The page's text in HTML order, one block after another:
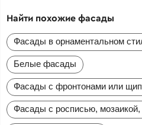
Найти похожие фасады
Фасады в орнаментальном
Белые фасады
Фасады с фронтонами или
Фасады с росписью,